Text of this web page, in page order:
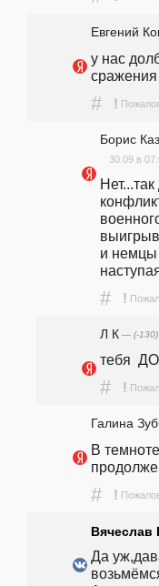
Евгений
у нас
сражения
# !
Борис
30.09 в
и немцы
# !
Л К — (-130)
тебя
# !
Галина
В
# !
Вячеслав
Да